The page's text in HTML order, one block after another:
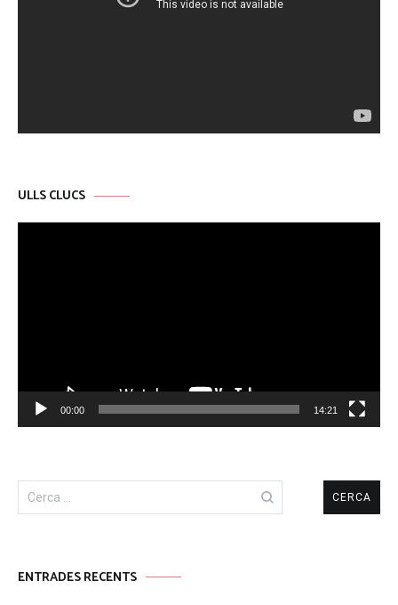
ULLS CLUCS
00:00 14:21
Cerca:
ENTRADES RECENTS